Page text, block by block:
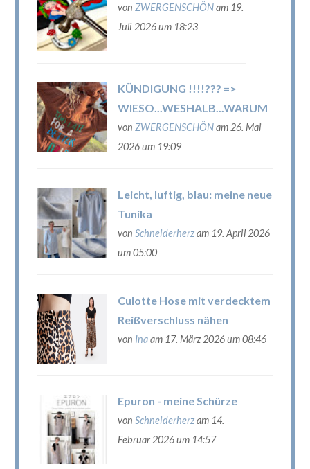
von ZWERGENSCHÖNam 19.
Juli 2026 um 18:23
KÜNDIGUNG !!!!??? =>
WIESO...WESHALB...WARUM
von ZWERGENSCHÖNam 26. Mai
2026 um 19:09
Leicht, luftig, blau: meine neue
Tunika
von Schneiderherzam 19. April 2026
um 05:00
Culotte Hose mit verdecktem
Reißverschluss nähen
von Inaam 17. März 2026 um 08:46
Epuron - meine Schürze
von Schneiderherzam 14.
Februar 2026 um 14:57